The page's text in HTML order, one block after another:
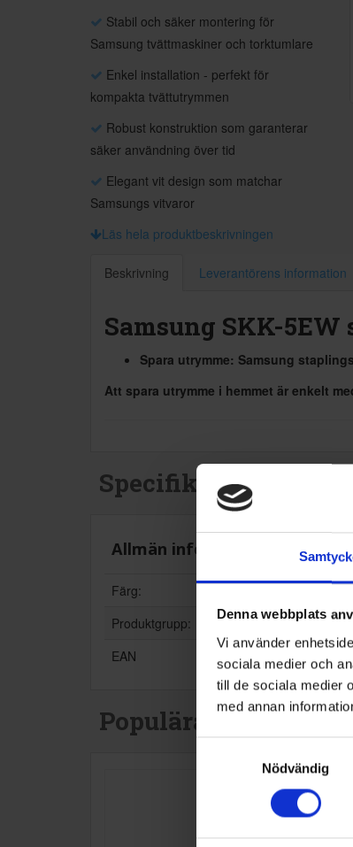
Denna webbplats
Vi använder
sociala medier och
till de sociala medier
med annan
Nödvändig
Stabil och säker montering för
Samsung tvättmaskiner och torktumlare
Enkel installation - perfekt för
kompakta tvättutrymmen
Robust konstruktion som garanterar
säker användning över tid
Elegant vit design som matchar
Samsungs vitvaror
Läs hela produktbeskrivningen
Beskrivning Leverantörens information
Samsung SKK-
Spara utrymme: Samsung
Att spara utrymme i hemmet är enkelt
Specifikationer
Allmän information
Färg:
Produktgrupp:
EAN
Populära produkter